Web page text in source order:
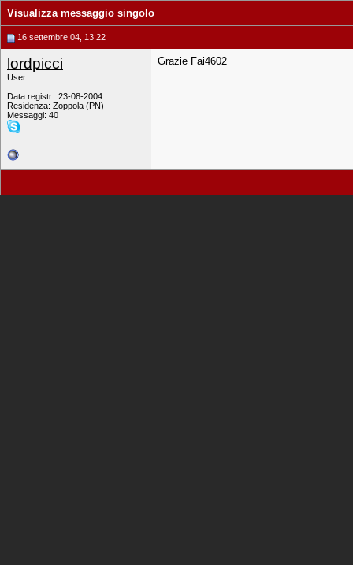
Visualizza messaggio singolo
16 settembre 04, 13:22
lordpicci
User
Data registr.: 23-08-2004
Residenza: Zoppola (PN)
Messaggi: 40
Grazie Fai4602